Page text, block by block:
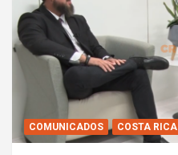
COMUNICADOS COSTA RICA